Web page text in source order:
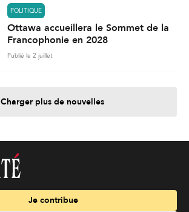
POLITIQUE
Ottawa accueillera le Sommet de la
Francophonie en 2028
Publié le 2 juillet
Charger plus de nouvelles
Je contribue